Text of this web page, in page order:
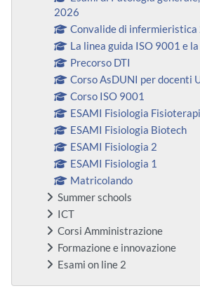
2026
Convalide di
La linea guida ISO 9001 e
Precorso DTI
Corso AsDUNI per docenti
Corso ISO 9001
ESAMI Fisiologia
ESAMI Fisiologia Biotech
ESAMI Fisiologia 2
ESAMI Fisiologia 1
Matricolando
Summer schools
ICT
Corsi Amministrazione
Formazione e innovazione
Esami on line 2